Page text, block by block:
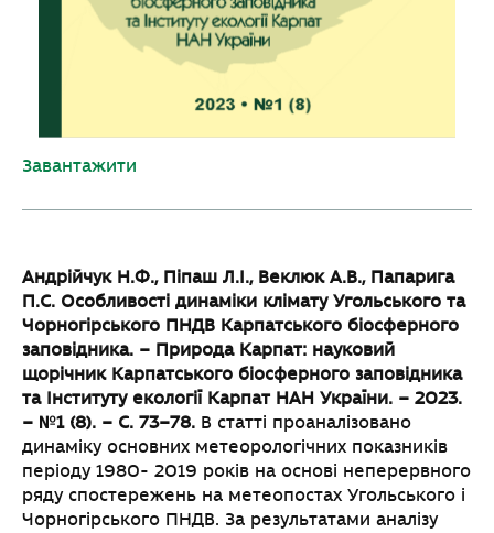
Завантажити
Андрійчук Н.Ф., Піпаш Л.І., Веклюк А.В., Папарига
П.С. Особливості динаміки клімату Угольського та
Чорногірського ПНДВ Карпатського біосферного
заповідника. – Природа Карпат: науковий
щорічник Карпатського біосферного заповідника
та Інституту екології Карпат НАН України. – 2023.
– №1 (8). – С. 73–78. В статті проаналізовано
динаміку основних метеорологічних показників
періоду 1980- 2019 років на основі неперервного
ряду спостережень на метеопостах Угольського і
Чорногірського ПНДВ. За результатами аналізу